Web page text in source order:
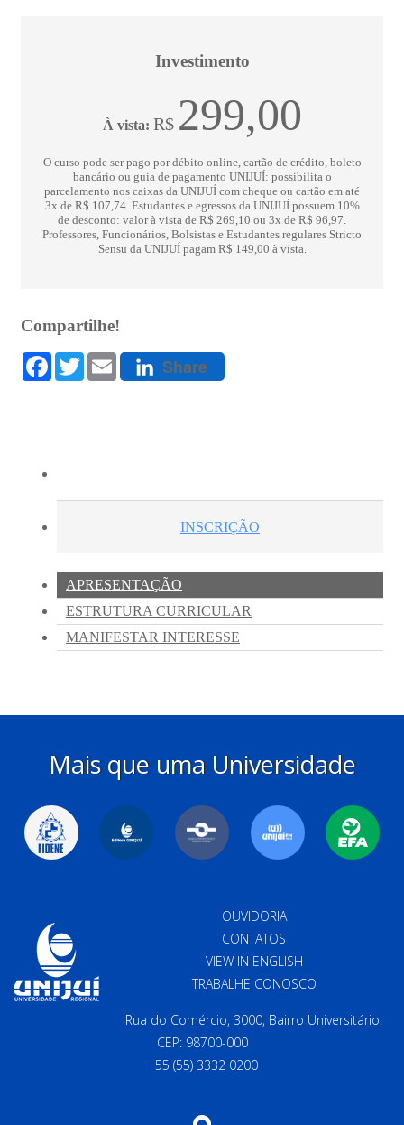
Mais que uma Universidade
OUVIDORIA
CONTATOS
VIEW IN ENGLISH
TRABALHE CONOSCO
Rua do Comércio, 3000, Bairro Universitário.
CEP: 98700-000
+55 (55) 3332 0200